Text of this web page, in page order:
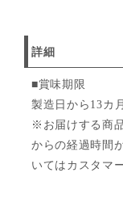
詳細
■賞味期限
製造日から13カ月
※お届けする商
からの経過時間
いてはカスタマ